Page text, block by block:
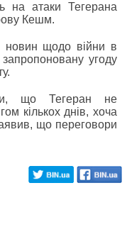
на атаки Тегерана
Кешм.
новин щодо війни в
запропоновану угоду
що Тегеран не
кількох днів, хоча
що переговори